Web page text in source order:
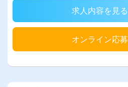
求人内容を見る
オンライン応募